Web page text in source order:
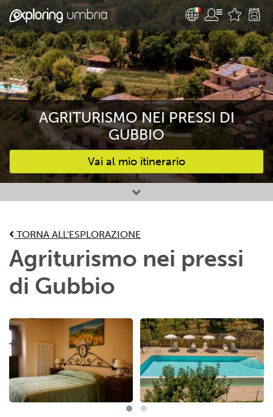
AGRITURISMO NEI PRESSI DI
GUBBIO
Vai al mio itinerario
Attività preferite
TORNA ALL'ESPLORAZIONE
Agriturismo nei pressi
di Gubbio